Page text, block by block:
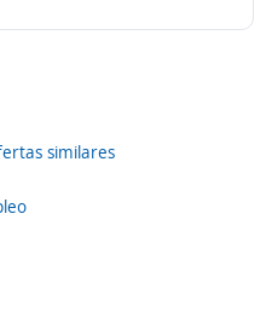
similares